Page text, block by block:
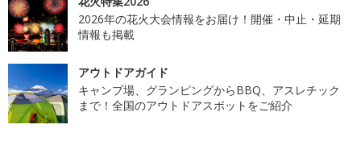
2026年の花火大会情報をお届け！開催・中止・延期
情報も掲載
アウトドアガイド
キャンプ場、グランピングからBBQ、アスレチック
まで！全国のアウトドアスポットをご紹介